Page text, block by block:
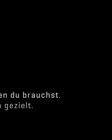
du brauchst.
gezielt.